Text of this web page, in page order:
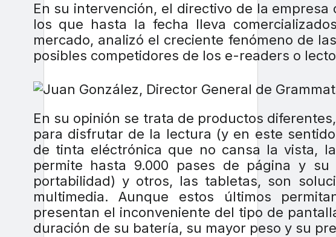
En su intervención, el directivo de la
los que hasta la fecha lleva
mercado, analizó el creciente fenómeno de
posibles competidores de los e-readers o
En su opinión se trata de productos
para disfrutar de la lectura (y en este
de tinta eléctrónica que no cansa la vista,
permite hasta 9.000 pases de página y
portabilidad) y otros, las tabletas, son
multimedia. Aunque estos últimos
presentan el inconveniente del tipo de
duración de su batería, su mayor peso y su